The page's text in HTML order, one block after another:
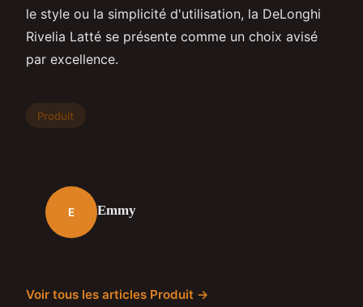
le style ou la simplicité d'utilisation, la DeLonghi
Rivelia Latté se présente comme un choix avisé
par excellence.
Produit
E Emmy
Voir tous les articles Produit →